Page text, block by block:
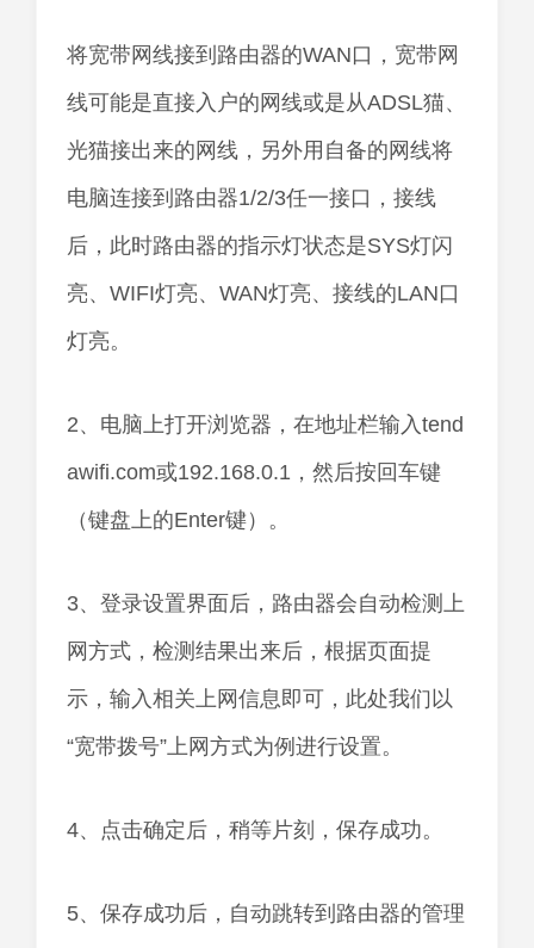
将宽带网线接到路由器的WAN口，宽带网
线可能是直接入户的网线或是从ADSL猫、
光猫接出来的网线，另外用自备的网线将
电脑连接到路由器1/2/3任一接口，接线
后，此时路由器的指示灯状态是SYS灯闪
亮、WIFI灯亮、WAN灯亮、接线的LAN口
灯亮。
2、电脑上打开浏览器，在地址栏输入tend
awifi.com或192.168.0.1，然后按回车键
（键盘上的Enter键）。
3、登录设置界面后，路由器会自动检测上
网方式，检测结果出来后，根据页面提
示，输入相关上网信息即可，此处我们以
“宽带拨号”上网方式为例进行设置。
4、点击确定后，稍等片刻，保存成功。
5、保存成功后，自动跳转到路由器的管理